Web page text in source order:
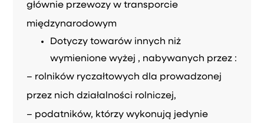
głównie przewozy w transporcie
międzynarodowym
Dotyczy towarów innych niż
wymienione wyżej , nabywanych przez :
– rolników ryczałtowych dla prowadzonej
przez nich działalności rolniczej,
– podatników, którzy wykonują jedynie